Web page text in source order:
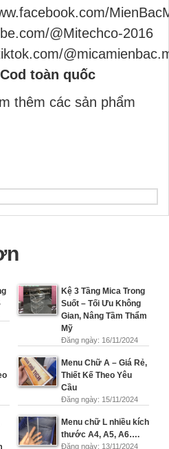
@Mitechco-2016
toàn quốc
thêm các sản phẩm
Kệ 3 Tầng Mica Trong
Suốt – Tối Ưu Không
Gian, Nâng Tầm Thẩm
Mỹ
Đăng ngày: 16/11/2024
Menu Chữ A – Giá Rẻ,
Thiết Kế Theo Yêu
Cầu
Đăng ngày: 15/11/2024
Menu chữ L nhiều kích
thước A4, A5, A6….
Đăng ngày: 13/11/2024